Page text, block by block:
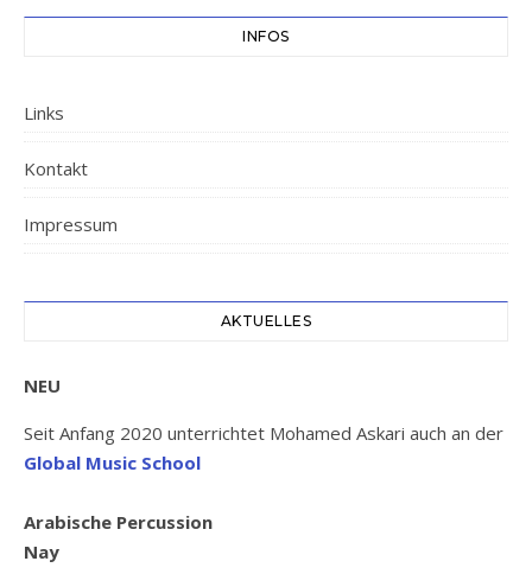
INFOS
Links
Kontakt
Impressum
AKTUELLES
NEU
Seit Anfang 2020 unterrichtet Mohamed Askari auch an der
Global Music School
Arabische Percussion
Nay